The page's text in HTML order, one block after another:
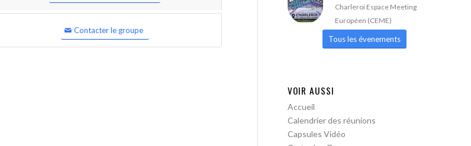
Contacter le groupe
Charleroi Espace Meeting
Européen (CEME)
Tous les évenements
VOIR AUSSI
Accueil
Calendrier des réunions
Capsules Vidéo